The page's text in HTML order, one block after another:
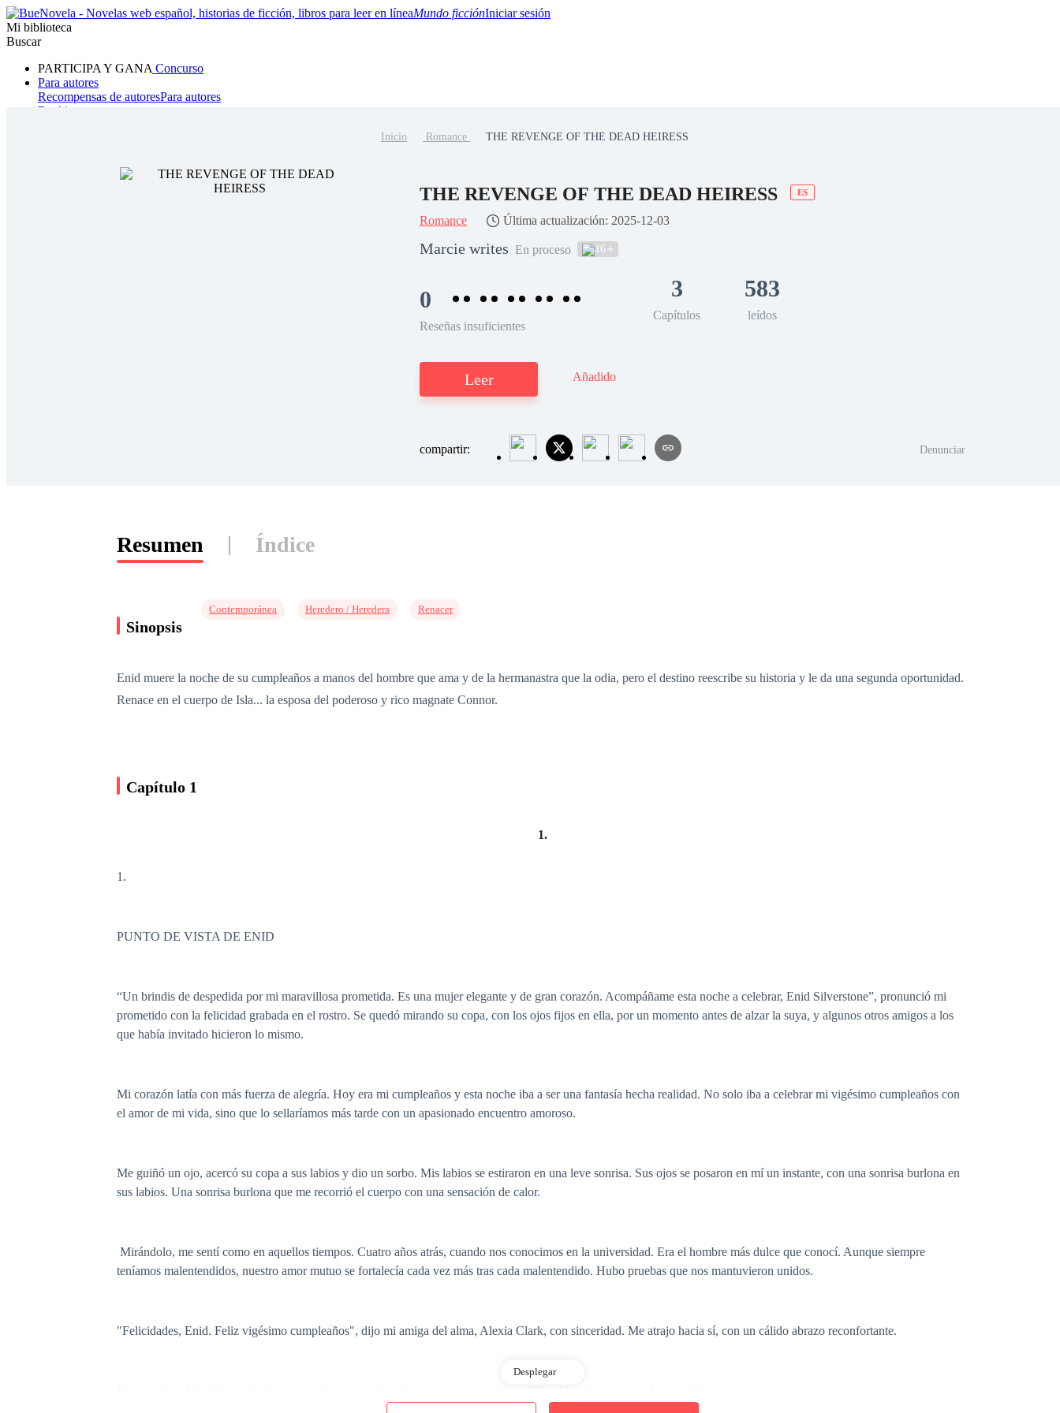
Mundo ficciónIniciar sesión
Mi biblioteca
Buscar
PARTICIPA Y GANA Concurso
Para autores
Recompensas de autoresPara autores
Ranking
Hombre lobo MafiaSistemaFantasía UrbanoLGBTQ+
Inicio Romance THE REVENGE OF THE DEAD HEIRESS
THE REVENGE OF THE DEAD HEIRESS ES
Romance Última actualización: 2025-12-03
Marcie writes En proceso 16
0
Reseñas insuficientes
3
Capítulos
583
leídos
Leer Añadido
compartir: Denunciar
Resumen Índice
Sinopsis
Contemporánea Heredero / Heredera Renacer
Enid muere la noche de su cumpleaños a manos del hombre que ama y de la hermanastra que la odia, pero el destino reescribe su historia y le da una segunda oportunidad.
Renace en el cuerpo de Isla... la esposa del poderoso y rico magnate Connor.
Capítulo 1
1.
1.
PUNTO DE VISTA DE ENID
“Un brindis de despedida por mi maravillosa prometida. Es una mujer elegante y de gran corazón. Acompáñame esta noche a celebrar, Enid Silverstone”, pronunció mi
prometido con la felicidad grabada en el rostro. Se quedó mirando su copa, con los ojos fijos en ella, por un momento antes de alzar la suya, y algunos otros amigos a los
que había invitado hicieron lo mismo.
Mi corazón latía con más fuerza de alegría. Hoy era mi cumpleaños y esta noche iba a ser una fantasía hecha realidad. No solo iba a celebrar mi vigésimo cumpleaños con
el amor de mi vida, sino que lo sellaríamos más tarde con un apasionado encuentro amoroso.
Me guiñó un ojo, acercó su copa a sus labios y dio un sorbo. Mis labios se estiraron en una leve sonrisa. Sus ojos se posaron en mí un instante, con una sonrisa burlona en
sus labios. Una sonrisa burlona que me recorrió el cuerpo con una sensación de calor.
Mirándolo, me sentí como en aquellos tiempos. Cuatro años atrás, cuando nos conocimos en la universidad. Era el hombre más dulce que conocí. Aunque siempre
teníamos malentendidos, nuestro amor mutuo se fortalecía cada vez más tras cada malentendido. Hubo pruebas que nos mantuvieron unidos.
"Felicidades, Enid. Feliz vigésimo cumpleaños", dijo mi amiga del alma, Alexia Clark, con sinceridad. Me atrajo hacia sí, con un cálido abrazo reconfortante.
Desplegar